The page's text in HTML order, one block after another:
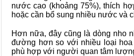
nước cao (khoảng 75%), thích
hoặc cần bổ sung nhiều nước và
Hơn nữa, đây cũng là dòng nho
đường hơn so với nhiều loại hoa
phù hợp với người quan tâm